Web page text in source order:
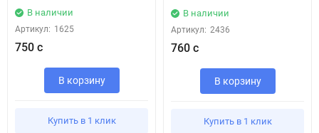
В наличии
Артикул: 1625
750 с
В корзину
Купить в 1 клик
В наличии
Артикул: 2436
760 с
В корзину
Купить в 1 клик